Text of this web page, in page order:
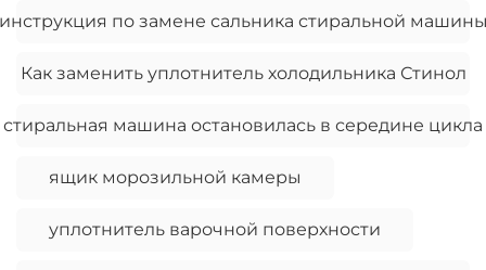
по замене сальника стиральной
Как заменить уплотнитель холодильника Стинол
стиральная машина остановилась в середине цикла
ящик морозильной камеры
уплотнитель варочной поверхности